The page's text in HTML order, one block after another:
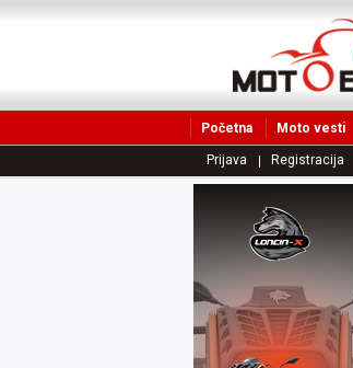
Početna Moto vesti
Prijava Registracija